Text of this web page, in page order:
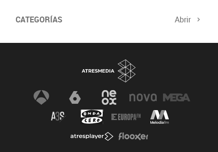
CATEGORÍAS Abrir
Salud sexual El tiempo Viajes y planes
Champions Últimas noticias
Nutrición Gastronomía Recetas de cocina
Trabaja los glúteos Suelo pélvico
Dietas sanas